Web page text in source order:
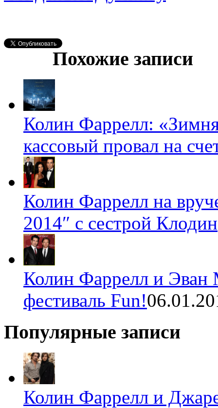
Похожие записи
Колин Фаррелл:
кассовый провал на
Колин Фаррелл на
2014″ с сестрой Клодин
Колин Фаррелл и Эван
фестиваль Fun!
Популярные записи
Колин Фаррелл и